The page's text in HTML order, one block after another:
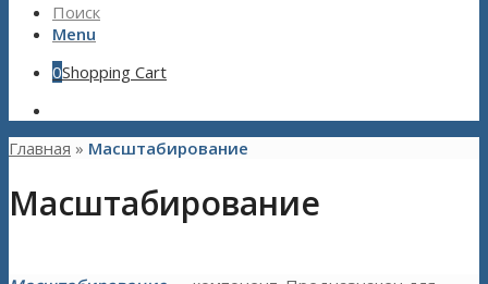
Поиск
Menu
0Shopping Cart
Главная » Масштабирование
Масштабирование